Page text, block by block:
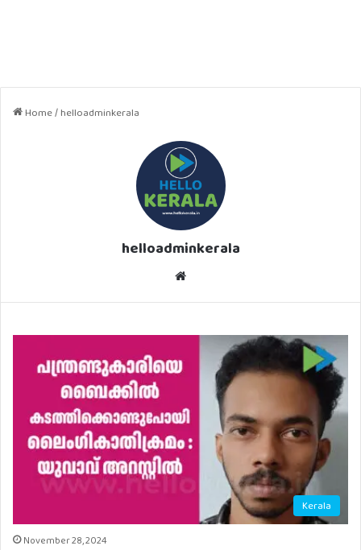
Home/helloadminkerala
helloadminkerala
Kerala
November 28, 2024